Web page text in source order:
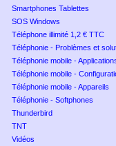
Smartphones Tablettes
SOS Windows
Téléphone illimité 1,2 € TTC
Téléphonie - Problèmes et
Téléphonie mobile -
Téléphonie mobile -
Téléphonie mobile - Appareils
Téléphonie - Softphones
Thunderbird
TNT
Vidéos